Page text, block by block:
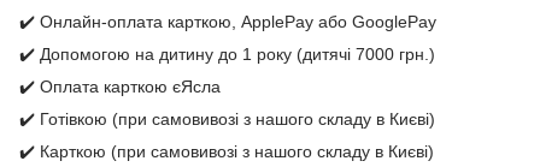
✔️ Онлайн-оплата карткою, ApplePay або GooglePay
✔️ Допомогою на дитину до 1 року (дитячі 7000 грн.)
✔️ Оплата карткою єЯсла
✔️ Готівкою (при самовивозі з нашого складу в Києві)
✔️ Карткою (при самовивозі з нашого складу в Києві)